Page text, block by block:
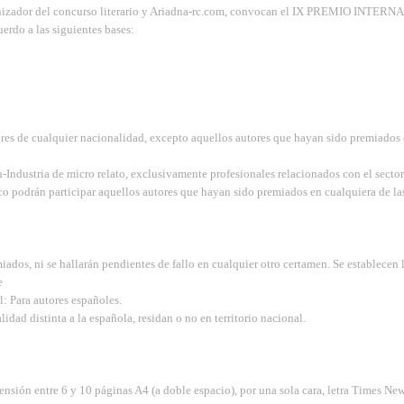
del concurso literario y Ariadna-rc.com, convocan el IX PREMIO
a las siguientes bases:
de cualquier nacionalidad, excepto aquellos autores que hayan sido
de micro relato, exclusivamente profesionales relacionados con el
podrán participar aquellos autores que hayan sido premiados en cualquiera de
ni se hallarán pendientes de fallo en cualquier otro certamen. Se
autores españoles.
distinta a la española, residan o no en territorio nacional.
entre 6 y 10 páginas A4 (a doble espacio), por una sola cara, letra Times